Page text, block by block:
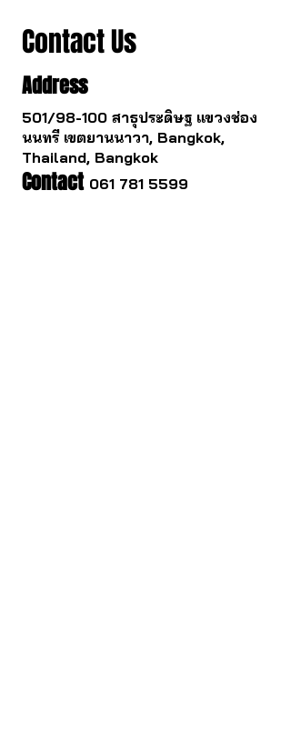
Contact Us
Address
501/98-100 สาธุประดิษฐ แขวงช่อง
นนทรี เขตยานนาวา, Bangkok,
Thailand, Bangkok
Contact 061 781 5599